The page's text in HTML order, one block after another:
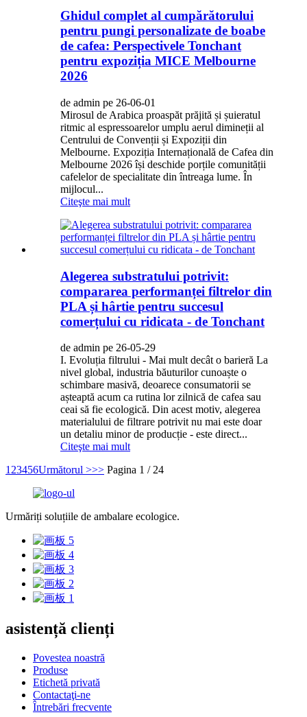
Ghidul complet al cumpărătorului
pentru pungi personalizate de boabe
de cafea: Perspectivele Tonchant
pentru expoziția MICE Melbourne
2026
de admin pe 26-06-01
Mirosul de Arabica proaspăt prăjită și șuieratul
ritmic al espressoarelor umplu aerul dimineții al
Centrului de Convenții și Expoziții din
Melbourne. Expoziția Internațională de Cafea din
Melbourne 2026 își deschide porțile comunității
cafelelor de specialitate din întreaga lume. În
mijlocul...
Citeşte mai mult
Alegerea substratului potrivit:
compararea performanței filtrelor din
PLA și hârtie pentru succesul
comerțului cu ridicata - de Tonchant
de admin pe 26-05-29
I. Evoluția filtrului - Mai mult decât o barieră La
nivel global, industria băuturilor cunoaște o
schimbare masivă, deoarece consumatorii se
așteaptă acum ca rutina lor zilnică de cafea sau
ceai să fie ecologică. Din acest motiv, alegerea
materialului de filtrare potrivit nu mai este doar
un detaliu minor de producție - este direct...
Citeşte mai mult
1 23456Următorul >>> Pagina 1 / 24
Urmăriți soluțiile de ambalare ecologice.
asistență clienți
Povestea noastră
Produse
Etichetă privată
Contactaţi-ne
Întrebări frecvente